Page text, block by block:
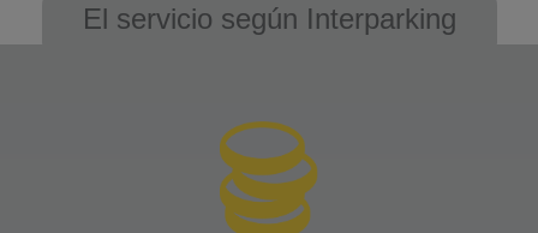
El servicio según Interparking